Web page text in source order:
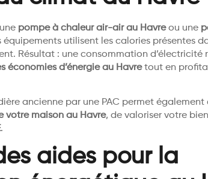
pompe à chaleur air-air au Havreou une
équipements utilisent les calories présentes
Résultat : une consommation d’électricité
économies d’énergie au Havretout en
ancienne par une PAC permet également
votre maison au Havre, de valoriser votre
.
aides pour la